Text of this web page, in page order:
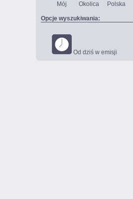
Mój Okolica Polska
Opcje wyszukiwania:
Od dziś w emisji